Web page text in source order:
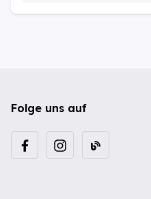
Folge uns auf